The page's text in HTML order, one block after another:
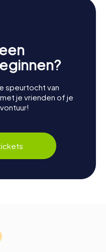
speurtocht van
je vrienden of je